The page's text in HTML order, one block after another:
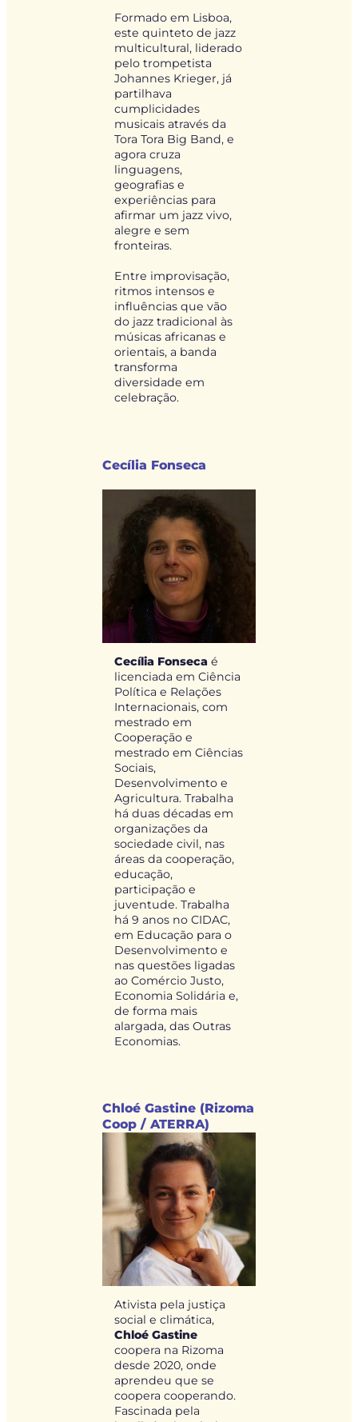
Formado em Lisboa,
este quinteto de jazz
multicultural, liderado
pelo trompetista
Johannes Krieger, já
partilhava
cumplicidades
musicais através da
Tora Tora Big Band, e
agora cruza
linguagens,
geografias e
experiências para
afirmar um jazz vivo,
alegre e sem
fronteiras.
Entre improvisação,
ritmos intensos e
influências que vão
do jazz tradicional às
músicas africanas e
orientais, a banda
transforma
diversidade em
celebração.
Cecília Fonseca
Cecília Fonseca é
licenciada em Ciência
Política e Relações
Internacionais, com
mestrado em
Cooperação e
mestrado em Ciências
Sociais,
Desenvolvimento e
Agricultura. Trabalha
há duas décadas em
organizações da
sociedade civil, nas
áreas da cooperação,
educação,
participação e
juventude. Trabalha
há 9 anos no CIDAC,
em Educação para o
Desenvolvimento e
nas questões ligadas
ao Comércio Justo,
Economia Solidária e,
de forma mais
alargada, das Outras
Economias.
Chloé Gastine (Rizoma
Coop / ATERRA)
Ativista pela justiça
social e climática,
Chloé Gastine
coopera na Rizoma
desde 2020, onde
aprendeu que se
coopera cooperando.
Fascinada pela